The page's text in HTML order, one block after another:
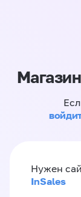
Нужен
InSales